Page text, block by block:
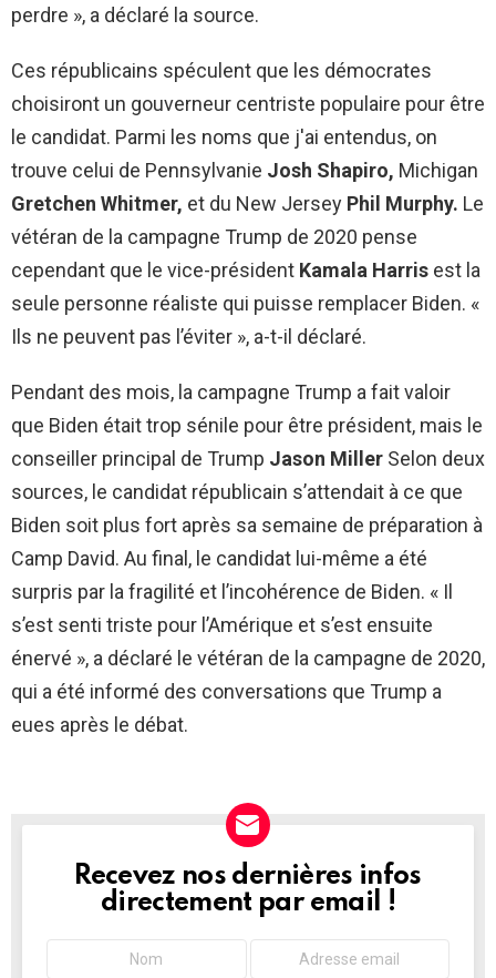
perdre », a déclaré la source.
Ces républicains spéculent que les démocrates
choisiront un gouverneur centriste populaire pour être
le candidat. Parmi les noms que j'ai entendus, on
trouve celui de Pennsylvanie Josh Shapiro, Michigan
Gretchen Whitmer, et du New Jersey Phil Murphy. Le
vétéran de la campagne Trump de 2020 pense
cependant que le vice-président Kamala Harris est la
seule personne réaliste qui puisse remplacer Biden. «
Ils ne peuvent pas l’éviter », a-t-il déclaré.
Pendant des mois, la campagne Trump a fait valoir
que Biden était trop sénile pour être président, mais le
conseiller principal de Trump Jason Miller Selon deux
sources, le candidat républicain s’attendait à ce que
Biden soit plus fort après sa semaine de préparation à
Camp David. Au final, le candidat lui-même a été
surpris par la fragilité et l’incohérence de Biden. « Il
s’est senti triste pour l’Amérique et s’est ensuite
énervé », a déclaré le vétéran de la campagne de 2020,
qui a été informé des conversations que Trump a
eues après le débat.
NEWSLETTER
Recevez nos dernières infos
directement par email !